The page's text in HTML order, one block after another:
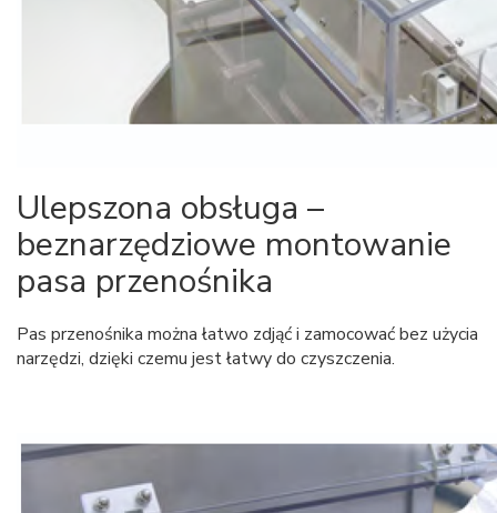
Ulepszona obsługa –
beznarzędziowe montowanie
pasa przenośnika
Pas przenośnika można łatwo zdjąć i zamocować bez użycia
narzędzi, dzięki czemu jest łatwy do czyszczenia.